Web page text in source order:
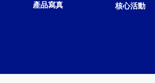
產品寫真 核心活動